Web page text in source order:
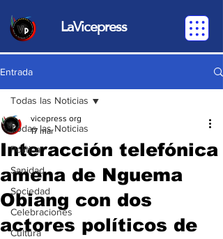
LaVicepress
Entrada
Todas las Noticias
Política
Sanidad
Sociedad
Celebraciones
Cultura
Todas las Noticias
Interacción telefónica
amena de Nguema
Obiang con dos
actores políticos de
vicepress org
17 mar